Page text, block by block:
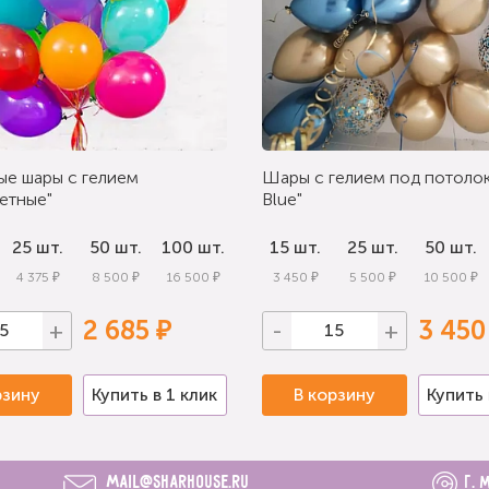
шары с гелием
25 шт.
4 375 ₽
50 шт.
8 500 ₽
100 шт.
16 500 ₽
+ 2 685 ₽
Купить в 1 клик
Шары с гелием под
Blue"
15 шт.
3 450 ₽
25 шт.
5 500 ₽
50 шт.
10 500 ₽
- + 3
В корзину Купить
mail@sharhouse.ru г.